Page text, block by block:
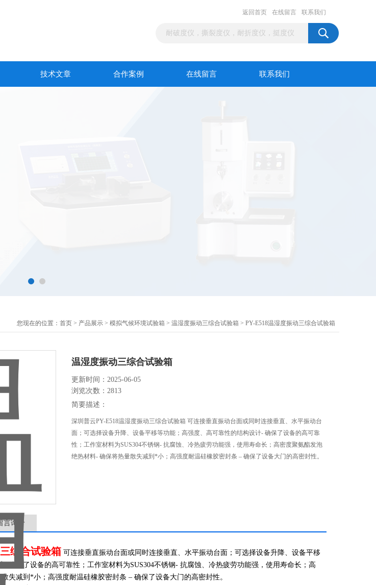
返回首页 在线留言 联系我们
技术文章 合作案例 在线留言 联系我们
您现在的位置： 首页 > 产品展示 > 模拟气候环境试验箱 > 温湿度振动三综合试验箱 > PY-E518温湿度振动三综合试验箱
温湿度振动三综合试验箱
更新时间：2025-06-05
浏览次数：2813
简要描述：
深圳普云PY-E518温湿度振动三综合试验箱 可连接垂直振动台面或同时连接垂直、水平振动台
面；可选择设备升降、设备平移等功能；高强度、高可靠性的结构设计- 确保了设备的高可靠
性；工作室材料为SUS304不锈钢- 抗腐蚀、冷热疲劳功能强，使用寿命长；高密度聚氨酯发泡
绝热材料- 确保将热量散失减到*小；高强度耐温硅橡胶密封条 – 确保了设备大门的高密封性。
言询价
三综合试验箱 可连接垂直振动台面或同时连接垂直、水平振动台面；可选择设备升降、设备平移
确保了设备的高可靠性；工作室材料为SUS304不锈钢- 抗腐蚀、冷热疲劳功能强，使用寿命长；高
失减到*小；高强度耐温硅橡胶密封条 – 确保了设备大门的高密封性。